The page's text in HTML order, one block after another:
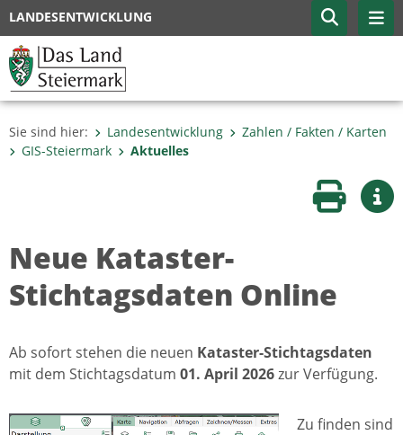
LANDESENTWICKLUNG
Sie sind hier: Landesentwicklung
Zahlen / Fakten / Karten
GIS-Steiermark
Aktuelles
Seite
Neue Kataster-
Stichtagsdaten Online
Ab sofort stehen die neuen Kataster-Stichtagsdaten
mit dem Stichtagsdatum 01. April 2026zur Verfügung.
Zu finden sind